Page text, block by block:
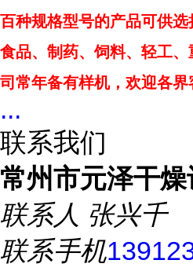
百种规格型号的产品可供选
食品、制药、饲料、轻工
司常年备有样机，欢迎各界
...
联系我们
常州市元泽干燥
联系人 张兴千
联系手机